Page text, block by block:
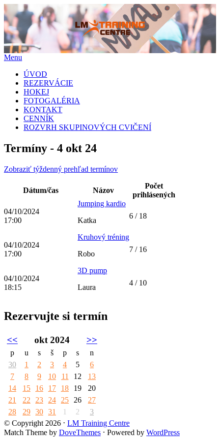
Menu
content
ÚVOD
REZERVÁCIE
HOKEJ
FOTOGALÉRIA
KONTAKT
CENNÍK
ROZVRH SKUPINOVÝCH CVIČENÍ
Termíny - 4 okt 24
Zobraziť týždenný prehľad termínov
Dátum/čas Názov
Počet
prihlásených
04/10/2024
17:00
Jumping kardio
Katka
6 / 18
04/10/2024
17:00
Kruhový tréning
Robo
7 / 16
04/10/2024
18:15
3D pump
Laura
4 / 10
Rezervujte si termín
<< okt 2024 >>
p u s š p s
n
30
1 2 3 4 5
6
7
8 9 10 11 12
13
14
15 16 17 18 19
20
21
22 23 24 25 26
27
28
29 30 31 1 2
3
© Copyright 2026 ⋅ LM Training Centre
Match Theme by DoveThemes ⋅ Powered by WordPress